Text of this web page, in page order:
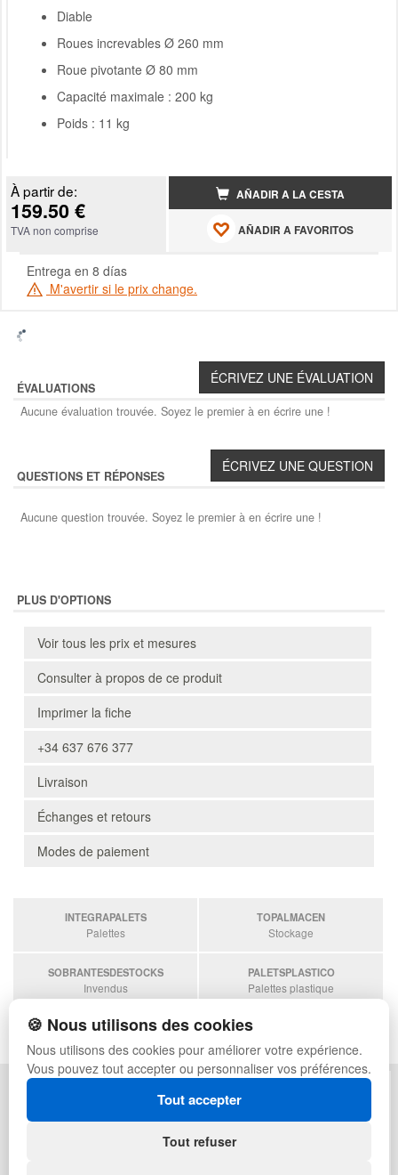
Diable
Roues increvables Ø 260 mm
Roue pivotante Ø 80 mm
Capacité maximale : 200 kg
Poids : 11 kg
À partir de:
159.50 €
TVA non comprise
AÑADIR A LA CESTA
AÑADIR A FAVORITOS
Entrega en 8 días
M'avertir si le prix change.
ÉVALUATIONS
Aucune évaluation trouvée. Soyez le premier à en écrire une !
QUESTIONS ET RÉPONSES
Aucune question trouvée. Soyez le premier à en écrire une !
PLUS D'OPTIONS
Voir tous les prix et mesures
Consulter à propos de ce produit
Imprimer la fiche
+34 637 676 377
Livraison
Échanges et retours
Modes de paiement
INTEGRAPALETS
Palettes
TOPALMACEN
Stockage
SOBRANTESDESTOCKS
Invendus
PALETSPLASTICO
Palettes plastique
ESTANTERIASKIT
Estanterias
POLITIQUE DE CONFIDENTIALITÉ
PLAN DU SITE
🍪 Nous utilisons des cookies
Nous utilisons des cookies pour améliorer votre expérience.
Vous pouvez tout accepter ou personnaliser vos préférences.
Tout accepter
Tout refuser